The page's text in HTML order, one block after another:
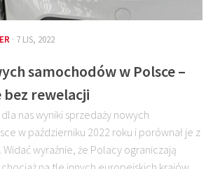
· 7 LIS, 2022
samochodów w Polsce –
bez rewelacji
nas wyniki sprzedaży nowych
w październiku 2022 roku i porównał je z
wyraźnie, że Polacy ograniczają